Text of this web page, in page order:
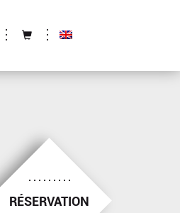
RÉSERVATION